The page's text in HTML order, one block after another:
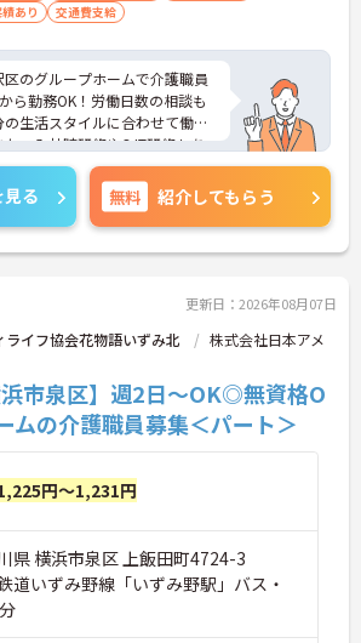
あり
交通費支給
のグループホームで介護職員
ら勤務OK！労働日数の相談も
生活スタイルに合わせて働く
、入社時研修やOJT研修もあ
務に慣れることができます♪ご
イントをお伝えしますので、
い！
る 無料 紹介してもらう
更新日：2026年08月07日
イフ協会花物語いずみ北
株式会社日本アメ
浜市泉区】週2日～OK◎無資格O
ムの介護職員募集＜パート＞
円～1,231円
県 横浜市泉区 上飯田町4724-3
道いずみ野線「いずみ野駅」バス・